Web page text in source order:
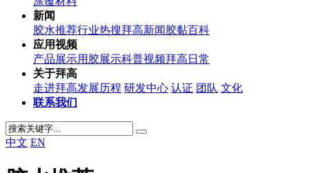
新闻
胶水推荐行业热搜拜高新闻胶黏百科
应用视频
产品展示用胶展示科普视频拜高日常
关于拜高
走进拜高发展历程 研发中心 认证 团队 文化
联系我们
中文 EN